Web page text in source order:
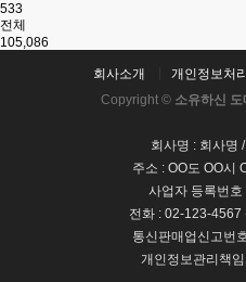
533
전체
105,086
회사소개 개인정보처
Copyright © 소유하신 도
회사명 : 회사명
주소 : OO도 OO시
사업자 등록번
전화 : 02-123-
통신판매업신고번
개인정보관리책